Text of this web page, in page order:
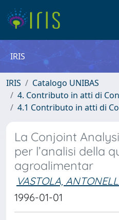
IRIS
IRIS
Catalogo UNIBAS
4. Contributo in atti di
4.1 Contributo in atti di
La Conjoint
per l’analisi della
agroalimentar
VASTOLA,
1996-01-01